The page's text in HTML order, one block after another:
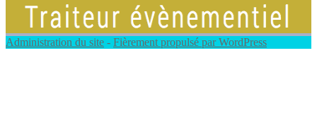
Administration du site - Fièrement propulsé par WordPress